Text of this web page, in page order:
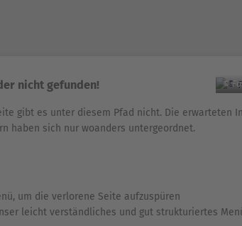
©
nicht gefunden!
gibt es unter diesem Pfad nicht. Die erwarteten
haben sich nur woanders untergeordnet.
um die verlorene Seite aufzuspüren
leicht verständliches und gut strukturiertes